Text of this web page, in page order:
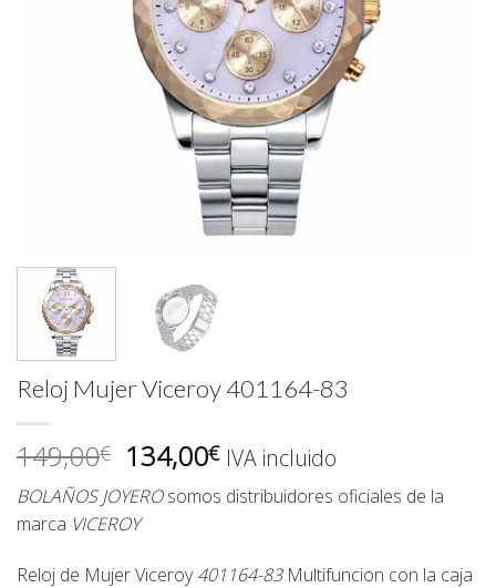
Reloj Mujer Viceroy 401164-83
149,00€ El
precio
original
era:
149,00€.
134,00€El
precio
actual
134,00€.
IVA incluido
BOLAÑOS JOYEROsomos distribuidores oficiales de la
marca VICEROY
Reloj de Mujer Viceroy401164-83Multifuncion con la caja